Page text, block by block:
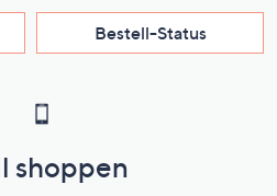
Bestell-Status
shoppen